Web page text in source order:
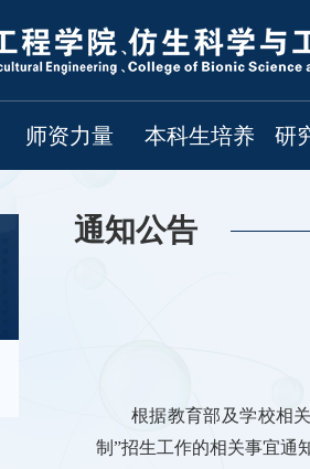
师资力量 本科生培养 研
通知公告
根据教育部及学校相
制”招生工作的相关事宜通